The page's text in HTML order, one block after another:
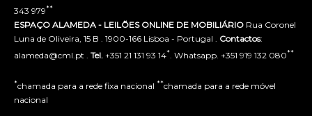
343 979**
ESPAÇO ALAMEDA - LEILÕES ONLINE DE MOBILIÁRIO Rua Coronel
Luna de Oliveira, 15 B . 1900-166 Lisboa - Portugal . Contactos:
alameda@cml.pt . Tel. +351 21 131 93 14* . Whatsapp. +351 919 132 080**
*chamada para a rede fixa nacional **chamada para a rede móvel
nacional